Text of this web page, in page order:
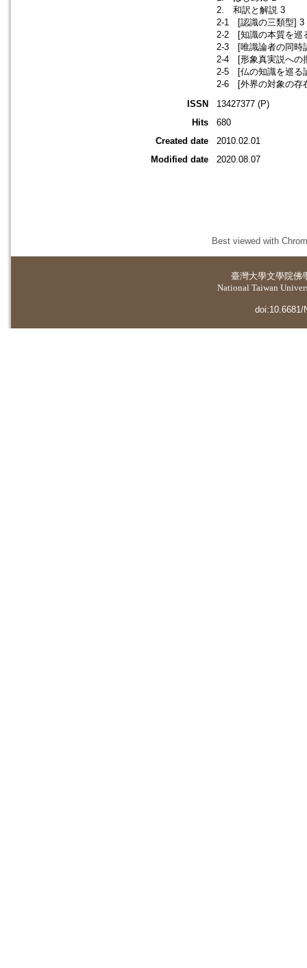
2. 和訳と解説 3
2-1 [認識の三類型] 3
2-2 [知識の本質を巡
2-3 [唯識論者の同時
2-4 [形象真実説への
2-5 [仏の知識を巡る
2-6 [外界の対象の存
ISSN
13427377 (P)
Hits
680
Created date
2010.02.01
Modified date
2020.08.07
Best viewed with
臺灣大學文學院佛
National Taiwan
doi:10.6681/